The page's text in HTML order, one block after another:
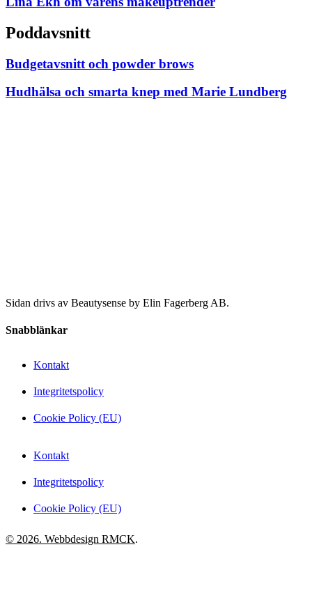
Poddavsnitt
Budgetavsnitt och powder brows
Hudhälsa och smarta knep med Marie Lundberg
Sidan drivs av Beautysense by Elin Fagerberg AB.
Snabblänkar
Kontakt
Integritetspolicy
Cookie Policy (EU)
Kontakt
Integritetspolicy
Cookie Policy (EU)
© 2026. Webbdesign RMCK.